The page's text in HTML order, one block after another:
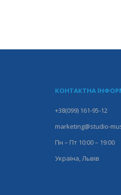
КОНТАКТНА
+38(099) 161-95-12
marketing@studio-
Пн – Пт 10:00 – 19:00
Україна, Львів